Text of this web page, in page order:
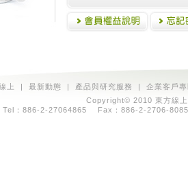
上 | 最新動態 | 產品與研究服務 | 企業客戶
Copyright© 2010 東方線
Tel：886-2-27064865 Fax：886-2-2706-